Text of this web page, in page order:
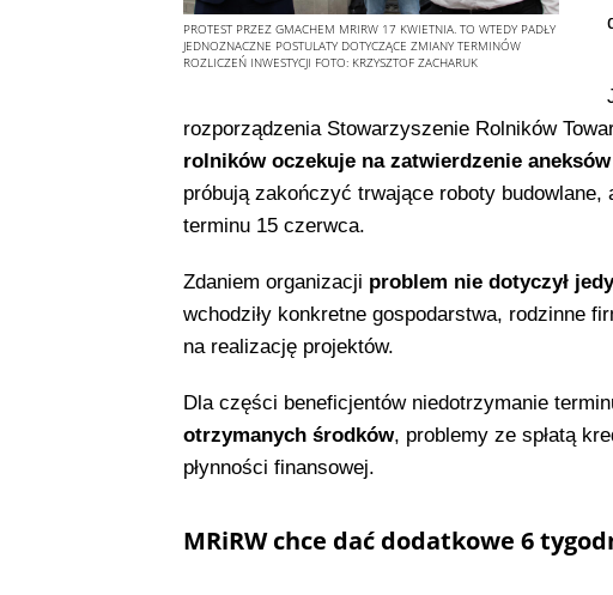
PROTEST PRZEZ GMACHEM MRIRW 17 KWIETNIA. TO WTEDY PADŁY
JEDNOZNACZNE POSTULATY DOTYCZĄCE ZMIANY TERMINÓW
ROZLICZEŃ INWESTYCJI FOTO: KRZYSZTOF ZACHARUK
rozporządzenia Stowarzyszenie Rolników
rolników oczekuje na zatwierdzenie aneksów
próbują zakończyć trwające roboty
terminu 15 czerwca.
Zdaniem organizacji problem nie dotyczył
wchodziły konkretne gospodarstwa, rodzinne
na realizację projektów.
Dla części beneficjentów niedotrzymanie
otrzymanych środków, problemy ze spłatą
płynności finansowej.
MRiRW chce dać dodatkowe 6